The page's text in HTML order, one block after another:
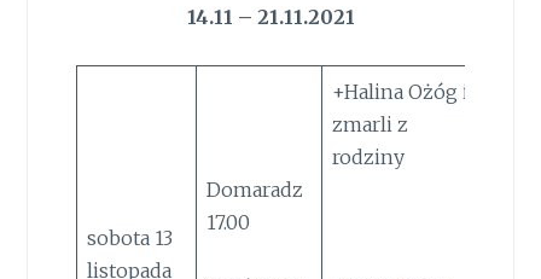
14.11 – 21.11.2021
sobota 13
listopada
Domaradz
17.00
+Halina Ożóg i
zmarli z
rodziny